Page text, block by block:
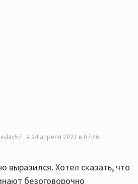
24 апреля 2021 в 07:46
выразился. Хотел сказать, что
безоговорочно